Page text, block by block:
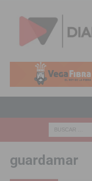
guardamar